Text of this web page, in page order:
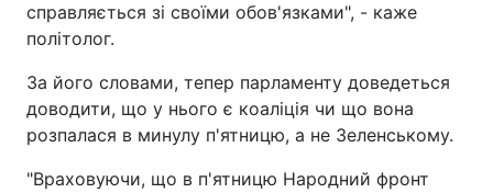
справляється зі своїми обов'язками", - каже
політолог.
За його словами, тепер парламенту доведеться
доводити, що у нього є коаліція чи що вона
розпалася в минулу п'ятницю, а не Зеленському.
"Враховуючи, що в п'ятницю Народний фронт